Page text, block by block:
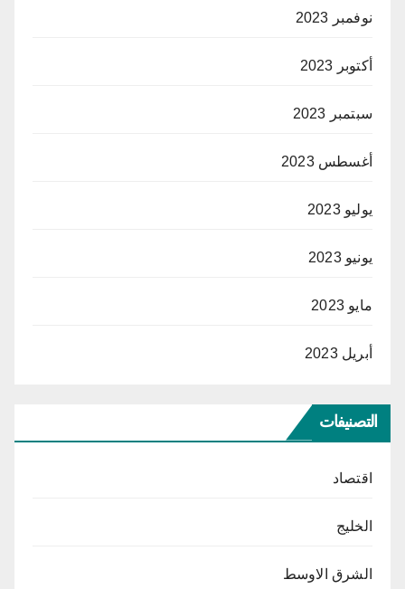
نوفمبر 2023
أكتوبر 2023
سبتمبر 2023
أغسطس 2023
يوليو 2023
يونيو 2023
مايو 2023
أبريل 2023
التصنيفات
اقتصاد
الخليج
الشرق الاوسط